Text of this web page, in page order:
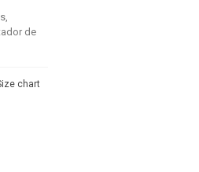
de
chart